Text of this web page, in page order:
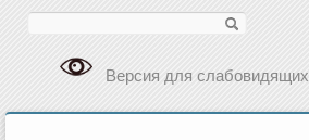
Версия для слабовидящих